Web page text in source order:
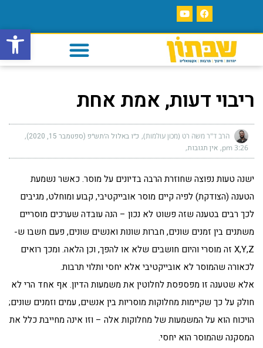
פתח
ריבוי דעות, אמת אחת
הרב ד"ר משה רט (מכון עולמות) כ״ו באלול ה׳תש״פ (ספטמבר 15, 2020)
3:26 pm אין תגובות
ישנה טעות נפוצה שחוזרת הרבה בדיונים על מוסר. כאשר נשמעת
הטענה (הצודקת) לפיה קיים מוסר אובייקטיבי, קבוע ומוחלט, מגיבים
לכך רבים בטענה שזה פשוט לא נכון – הנה עובדה שערכים מוסריים
משתנים בין זמנים שונים, חברות שונות ואנשים שונים, פעם חשבו ש-
X,Y,Z זה מוסרי והיום חושבים שלא או להפך, וכן הלאה. ומכך רואים
לכאורה שהמוסר לא אובייקטיבי אלא יחסי ותלוי תרבות.
אלא שטענה זו מפספסת לחלוטין את משמעות הדיון. אף אחד הרי לא
חולק על כך שקיימות מחלוקות מוסריות בין אנשים, עמים וזמנים שונים;
הויכוח הוא על המשמעות של מחלוקות אלה – וזו אינה מחייבת כלל את
המסקנה שהמוסר הוא יחסי.